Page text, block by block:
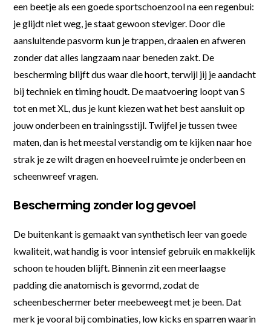
een beetje als een goede sportschoenzool na een regenbui:
je glijdt niet weg, je staat gewoon steviger. Door die
aansluitende pasvorm kun je trappen, draaien en afweren
zonder dat alles langzaam naar beneden zakt. De
bescherming blijft dus waar die hoort, terwijl jij je aandacht
bij techniek en timing houdt. De maatvoering loopt van S
tot en met XL, dus je kunt kiezen wat het best aansluit op
jouw onderbeen en trainingsstijl. Twijfel je tussen twee
maten, dan is het meestal verstandig om te kijken naar hoe
strak je ze wilt dragen en hoeveel ruimte je onderbeen en
scheenwreef vragen.
Bescherming zonder log gevoel
De buitenkant is gemaakt van synthetisch leer van goede
kwaliteit, wat handig is voor intensief gebruik en makkelijk
schoon te houden blijft. Binnenin zit een meerlaagse
padding die anatomisch is gevormd, zodat de
scheenbeschermer beter meebeweegt met je been. Dat
merk je vooral bij combinaties, low kicks en sparren waarin